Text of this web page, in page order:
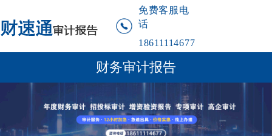
免费客服电
话
18611114677
财务审计报告